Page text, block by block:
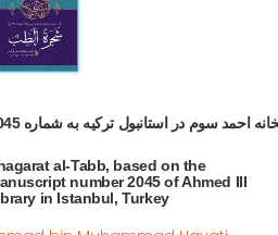
al-Tabb, based on the
number 2045 of Ahmed III
in Istanbul, Turkey